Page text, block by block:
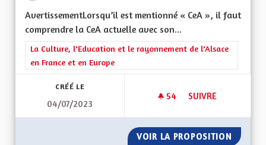
AvertissementLorsqu’il est mentionné « CeA », il faut
comprendre la CeA actuelle avec son...
Filtrer les résultats de la catégorie : La Culture, l'Education et
La Culture, l'Education et le rayonnement de l'Alsace
en France et en Europe
CRÉÉ LE
04/07/2023
54 54 ABONNÉS
SUIVRE
VOIR LA PROPOSITION